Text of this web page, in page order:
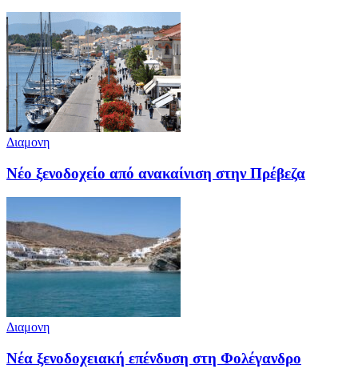
Διαμονη
Νέο ξενοδοχείο από ανακαίνιση στην Πρέβεζα
Διαμονη
Νέα ξενοδοχειακή επένδυση στη Φολέγανδρο